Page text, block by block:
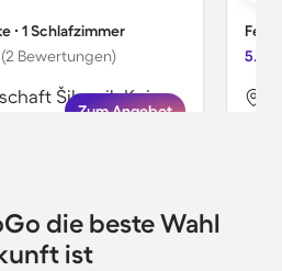
∙ 1 Schlafzimmer
(2 Bewertungen)
Pirovac, Gespanschaft Šibenik-Knin, Kroatien
Zum Angebot
5.0
die beste Wahl
ist